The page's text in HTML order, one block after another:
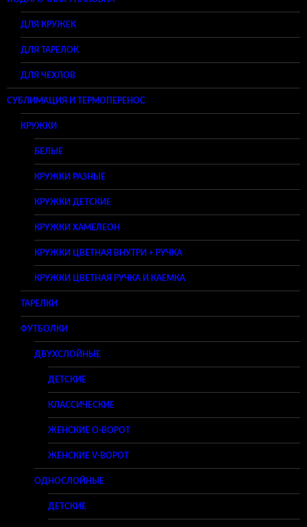
ДЛЯ КРУЖЕК
ДЛЯ ТАРЕЛОК
ДЛЯ ЧЕХЛОВ
СУБЛИМАЦИЯ И ТЕРМОПЕРЕНОС
КРУЖКИ
БЕЛЫЕ
КРУЖКИ РАЗНЫЕ
КРУЖКИ ДЕТСКИЕ
КРУЖКИ ХАМЕЛЕОН
КРУЖКИ ЦВЕТНАЯ ВНУТРИ + РУЧКА
КРУЖКИ ЦВЕТНАЯ РУЧКА И КАЕМКА
ТАРЕЛКИ
ФУТБОЛКИ
ДВУХСЛОЙНЫЕ
ДЕТСКИЕ
КЛАССИЧЕСКИЕ
ЖЕНСКИЕ O-ВОРОТ
ЖЕНСКИЕ V-ВОРОТ
ОДНОСЛОЙНЫЕ
ДЕТСКИЕ